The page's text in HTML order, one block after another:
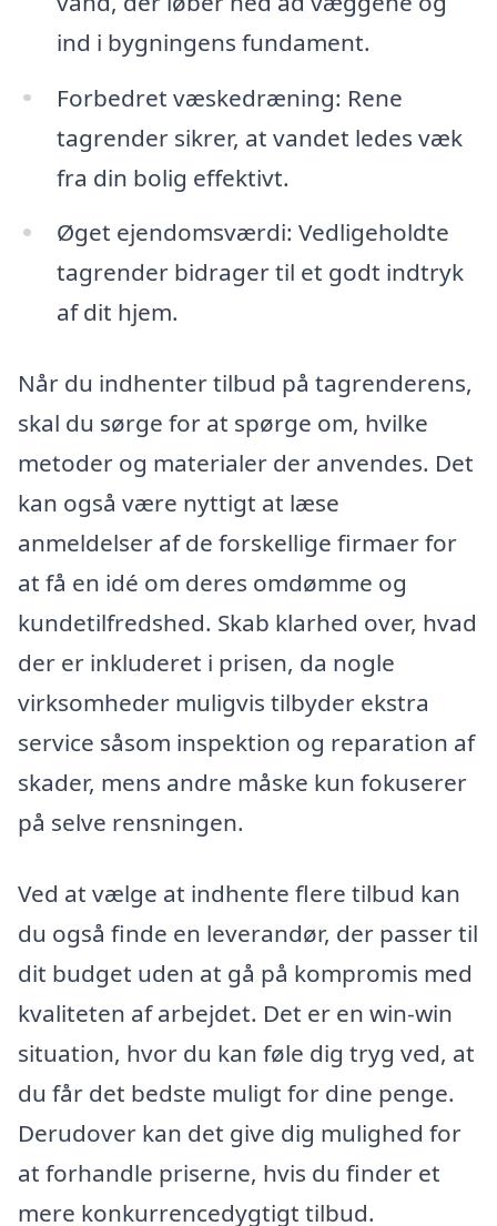
ind i bygningens fundament.
Forbedret væskedræning: Rene
tagrender sikrer, at vandet ledes væk
fra din bolig effektivt.
Øget ejendomsværdi: Vedligeholdte
tagrender bidrager til et godt indtryk
af dit hjem.
Når du indhenter tilbud på tagrenderens,
skal du sørge for at spørge om, hvilke
metoder og materialer der anvendes. Det
kan også være nyttigt at læse
anmeldelser af de forskellige firmaer for
at få en idé om deres omdømme og
kundetilfredshed. Skab klarhed over, hvad
der er inkluderet i prisen, da nogle
virksomheder muligvis tilbyder ekstra
service såsom inspektion og reparation af
skader, mens andre måske kun fokuserer
på selve rensningen.
Ved at vælge at indhente flere tilbud kan
du også finde en leverandør, der passer til
dit budget uden at gå på kompromis med
kvaliteten af arbejdet. Det er en win-win
situation, hvor du kan føle dig tryg ved, at
du får det bedste muligt for dine penge.
Derudover kan det give dig mulighed for
at forhandle priserne, hvis du finder et
mere konkurrencedygtigt tilbud.